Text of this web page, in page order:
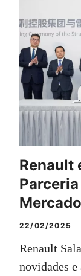
Renault
22/02/2025
Renault
novidades